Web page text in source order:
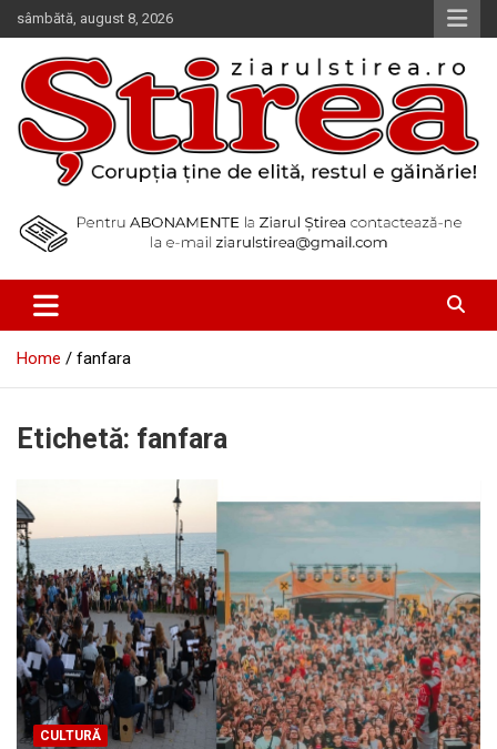
Skip
to
content
sâmbătă, august 8, 2026
Ziarul Știrea
Home fanfara
Etichetă: fanfara
CULTURĂ